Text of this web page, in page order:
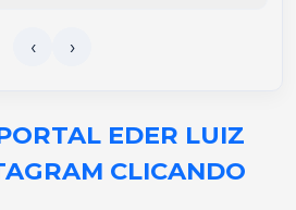
EDER LUIZ
CLICANDO